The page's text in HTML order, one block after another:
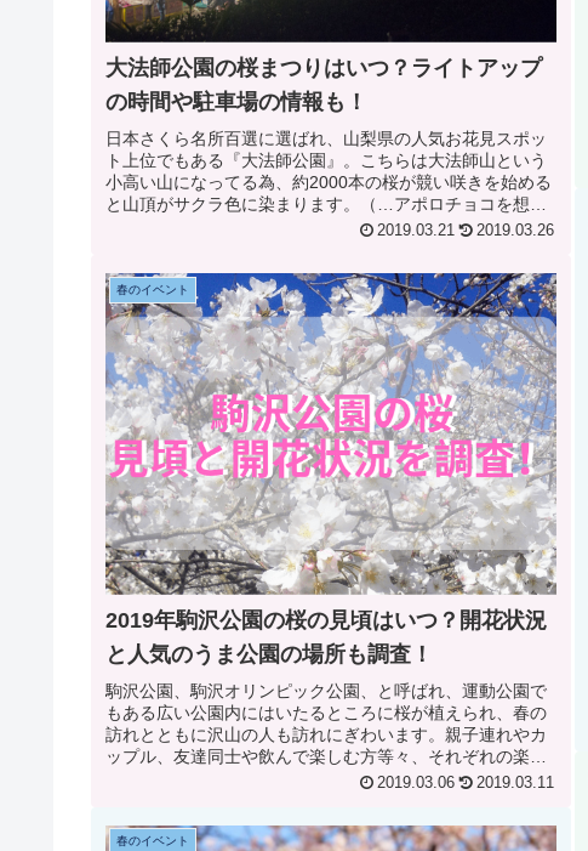
大法師公園の桜まつりはいつ？ライトアップ
の時間や駐車場の情報も！
日本さくら名所百選に選ばれ、山梨県の人気お花見スポッ
ト上位でもある『大法師公園』。こちらは大法師山という
小高い山になってる為、約2000本の桜が競い咲きを始める
と山頂がサクラ色に染まります。（…アポロチョコを想像
2019.03.21 2019.03.26
春のイベント
2019年駒沢公園の桜の見頃はいつ？開花状況
と人気のうま公園の場所も調査！
駒沢公園、駒沢オリンピック公園、と呼ばれ、運動公園で
もある広い公園内にはいたるところに桜が植えられ、春の
訪れとともに沢山の人も訪れにぎわいます。親子連れやカ
ップル、友達同士や飲んで楽しむ方等々、それぞれの楽し
み方がありますが運動公園らしく桜...2019.03.06 2019.03.11
春のイベント